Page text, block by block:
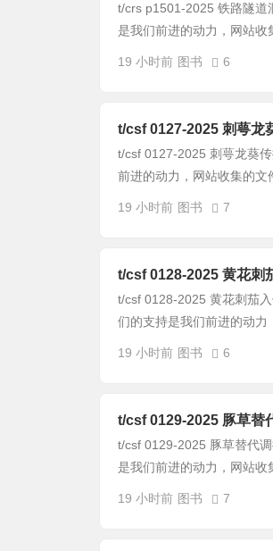
t/crs p1501-2025 铁路隧道
是我们前进的动力，网站收
19 小时前 图书 6
t/csf 0127-2025 刺萼龙
t/csf 0127-2025 刺萼龙葵
前进的动力，网站收集的文
19 小时前 图书 7
t/csf 0128-2025 黄花刺
t/csf 0128-2025 黄花刺茄
们的支持是我们前进的动力
19 小时前 图书 6
t/csf 0129-2025 豚草替
t/csf 0129-2025 豚草替代
是我们前进的动力，网站收
19 小时前 图书 7